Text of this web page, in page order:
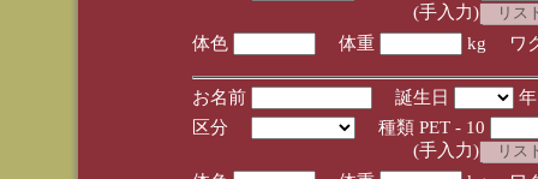
(手入力)
体色
体重 kg ワ
お名前 誕生日
区分
種類 PET - 10
(手入力)